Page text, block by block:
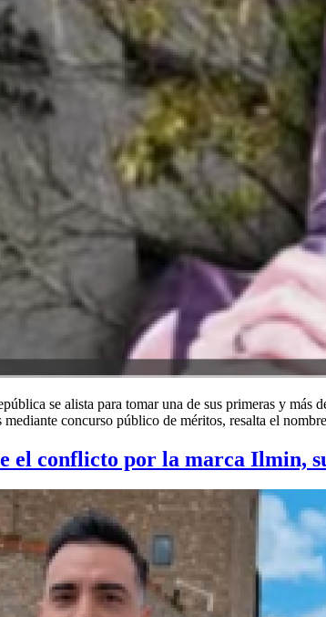
se alista para tomar una de sus primeras y
concurso público de méritos, resalta el
el conflicto por la marca Ilmin,